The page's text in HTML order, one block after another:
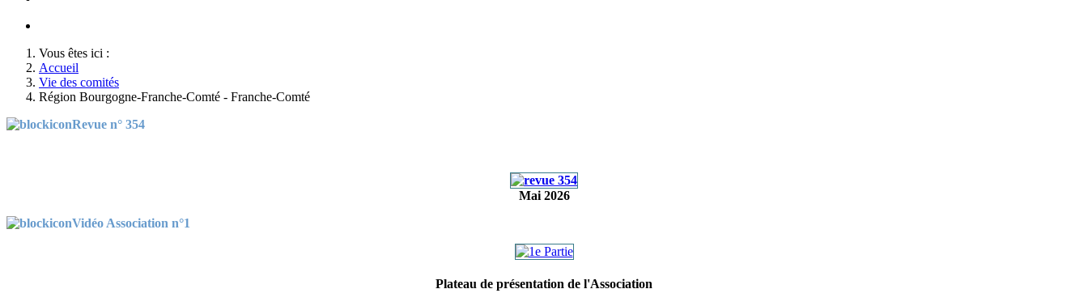
Vous êtes ici :
Accueil
Vie des comités
Région Bourgogne-Franche-Comté - Franche-Comté
Revue n° 354
Mai 2026
Vidéo Association n°1
Plateau de présentation de l'Association